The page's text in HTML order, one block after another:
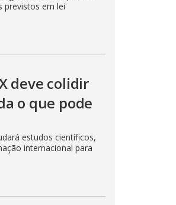
previstos em lei
deve colidir
o que pode
estudos científicos,
internacional para